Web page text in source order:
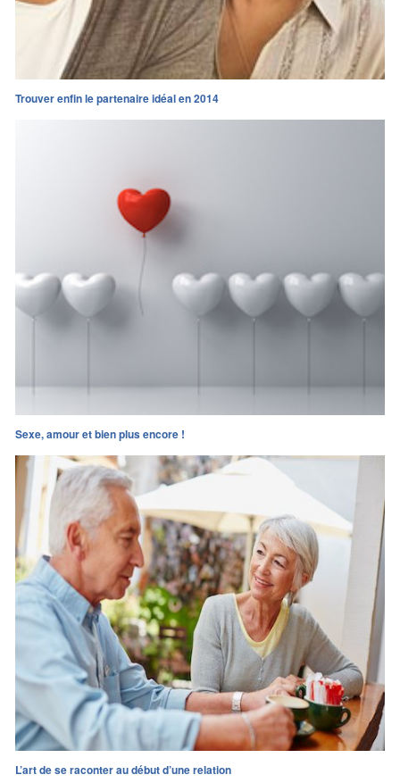
Trouver enfin le partenaire idéal en 2014
Sexe, amour et bien plus encore !
L’art de se raconter au début d’une relation